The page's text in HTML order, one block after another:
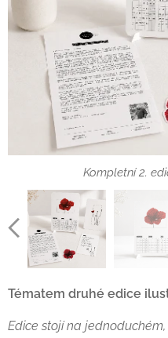
Kompletní 2.
Malý
Tématem druhé edice
Edice stojí na